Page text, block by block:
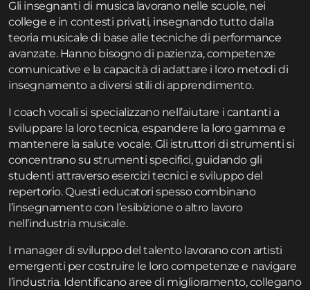
Gli insegnanti di musica lavorano nelle scuole, nei
college e in contesti privati, insegnando tutto dalla
teoria musicale di base alle tecniche di performance
avanzate. Hanno bisogno di pazienza, competenze
comunicative e la capacità di adattare i loro metodi di
insegnamento a diversi stili di apprendimento.
I coach vocali si specializzano nell’aiutare i cantanti a
sviluppare la loro tecnica, espandere la loro gamma e
mantenere la salute vocale. Gli istruttori di strumenti si
concentrano su strumenti specifici, guidando gli
studenti attraverso esercizi tecnici e sviluppo del
repertorio. Questi educatori spesso combinano
l’insegnamento con l’esibizione o altro lavoro
nell’industria musicale.
I manager di sviluppo del talento lavorano con artisti
emergenti per costruire le loro competenze e navigare
l’industria. Identificano aree di miglioramento, collegano